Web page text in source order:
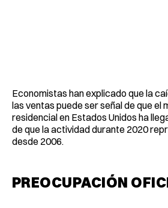
Economistas han explicado que la
las ventas puede ser señal de que el
residencial en Estados Unidos ha
de que la actividad durante 2020
desde 2006.
PREOCUPACIÓN